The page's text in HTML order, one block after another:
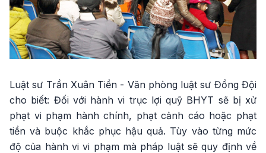
Luật sư Trần Xuân Tiền - Văn phòng luật sư Đồng Đội
cho biết: Đối với hành vi trục lợi quỹ BHYT sẽ bị xử
phạt vi phạm hành chính, phạt cảnh cáo hoặc phạt
tiền và buộc khắc phục hậu quả. Tùy vào từng mức
độ của hành vi vi phạm mà pháp luật sẽ quy định về